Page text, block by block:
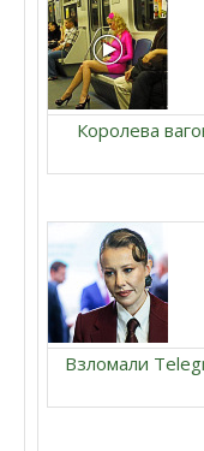
Королева
Взломали